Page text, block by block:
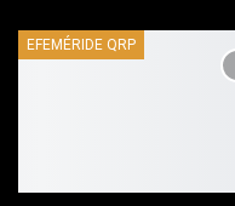
EFEMÉRIDE QRP